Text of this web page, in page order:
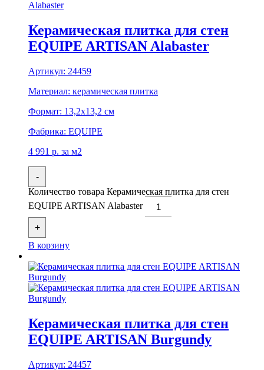
Керамическая плитка для стен
EQUIPE ARTISAN Alabaster
Артикул: 24459
Материал: керамическая плитка
Формат: 13,2x13,2 см
Фабрика: EQUIPE
4 991 р. за м2
-
Количество товара Керамическая плитка для стен
EQUIPE ARTISAN Alabaster
+
В корзину
Керамическая плитка для стен
EQUIPE ARTISAN Burgundy
Артикул: 24457